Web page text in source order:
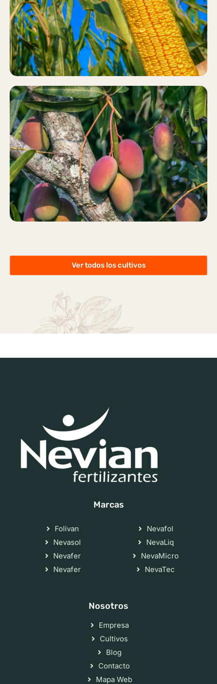
Más información
MANGO
Más información
Ver todos los cultivos
Marcas
Folivan
Nevasol
Nevafer
Nevafer
Nevafol
NevaLiq
NevaMicro
NevaTec
Nosotros
Empresa
Cultivos
Blog
Contacto
Mapa Web